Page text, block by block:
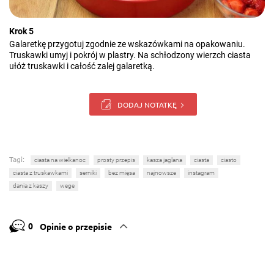
Krok 5
Galaretkę przygotuj zgodnie ze wskazówkami na opakowaniu.
Truskawki umyj i pokrój w plastry. Na schłodzony wierzch ciasta
ułóż truskawki i całość zalej galaretką.
DODAJ NOTATKĘ
Tagi: ciasta na wielkanoc prosty przepis kasza jaglana ciasta
ciasto
ciasta z truskawkami
serniki bez mięsa najnowsze
instagram
dania z kaszy
wege
0 Opinie o przepisie